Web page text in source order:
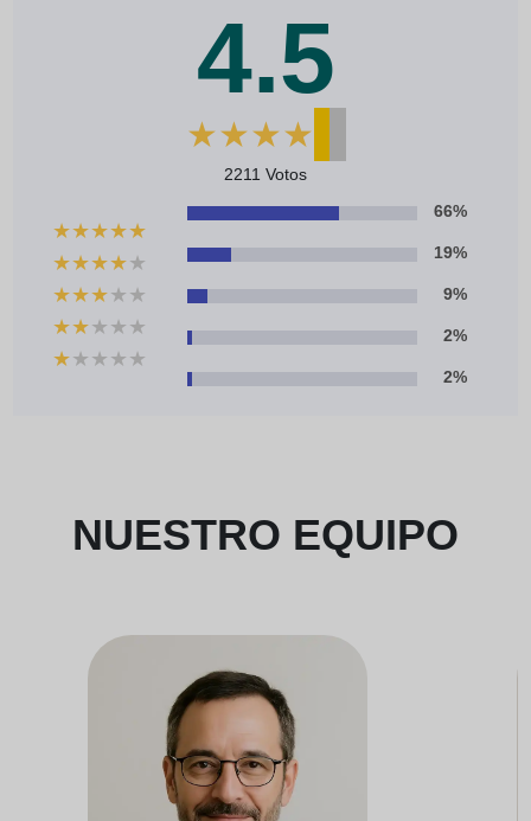
4.5
★★★★
2211 Votos
★★★★★
★★★★★
★★★★ ★
★★★ ★ ★
★★ ★ ★ ★
66%
19%
9%
2%
2%
NUESTRO EQUIPO